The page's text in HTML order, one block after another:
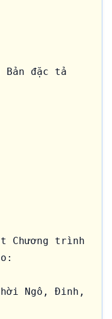
Bản đặc tả
Chương trình
Ngô, Đinh,